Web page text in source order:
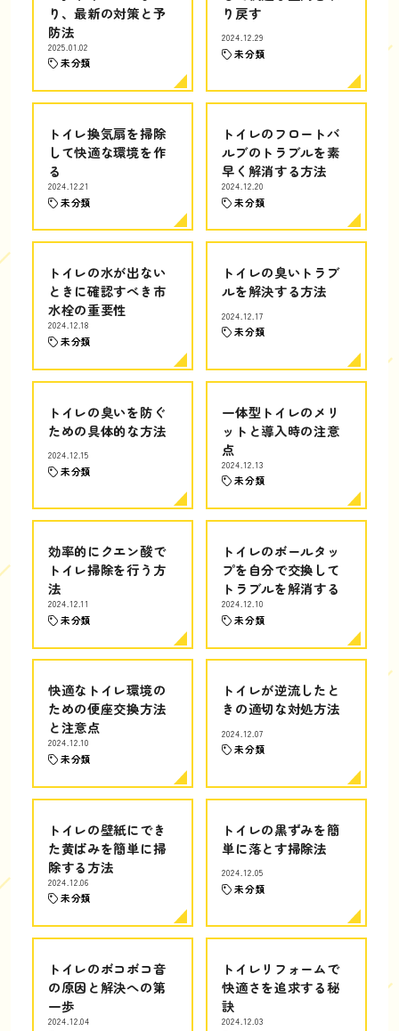
り、最新の対策と予
防法
2025.01.02
未分類
り戻す
2024.12.29
未分類
トイレ換気扇を掃除
して快適な環境を作
る
2024.12.21
未分類
トイレのフロートバ
ルブのトラブルを素
早く解消する方法
2024.12.20
未分類
トイレの水が出ない
ときに確認すべき市
水栓の重要性
2024.12.18
未分類
トイレの臭いトラブ
ルを解決する方法
2024.12.17
未分類
トイレの臭いを防ぐ
ための具体的な方法
2024.12.15
未分類
一体型トイレのメリ
ットと導入時の注意
点
2024.12.13
未分類
効率的にクエン酸で
トイレ掃除を行う方
法
2024.12.11
未分類
トイレのボールタッ
プを自分で交換して
トラブルを解消する
2024.12.10
未分類
快適なトイレ環境の
ための便座交換方法
と注意点
2024.12.10
未分類
トイレが逆流したと
きの適切な対処方法
2024.12.07
未分類
トイレの壁紙にでき
た黄ばみを簡単に掃
除する方法
2024.12.06
未分類
トイレの黒ずみを簡
単に落とす掃除法
2024.12.05
未分類
トイレのボコボコ音
の原因と解決への第
一歩
2024.12.04
トイレリフォームで
快適さを追求する秘
訣
2024.12.03